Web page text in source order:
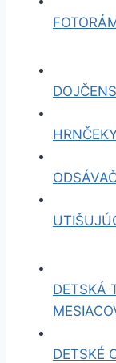
DETSKÁ
DETSKÉ